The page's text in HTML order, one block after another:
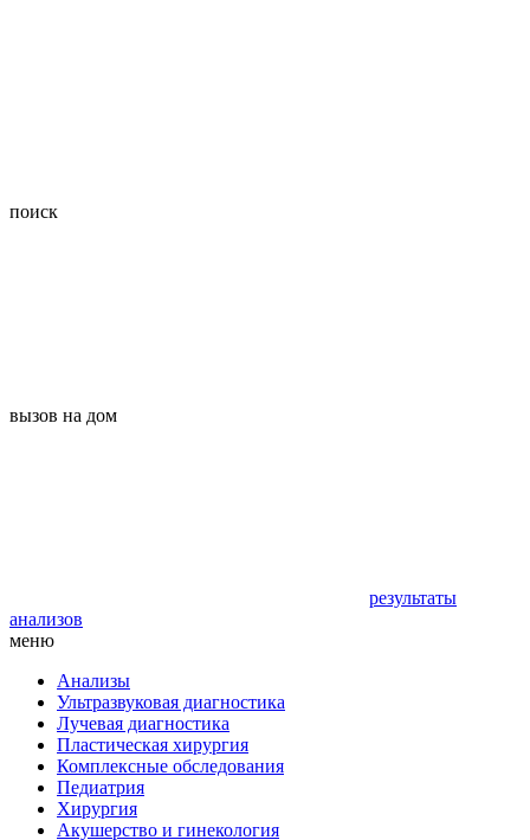
поиск
вызов на дом
результаты
анализов
меню
Анализы
Ультразвуковая диагностика
Лучевая диагностика
Пластическая хирургия
Комплексные обследования
Педиатрия
Хирургия
Акушерство и гинекология